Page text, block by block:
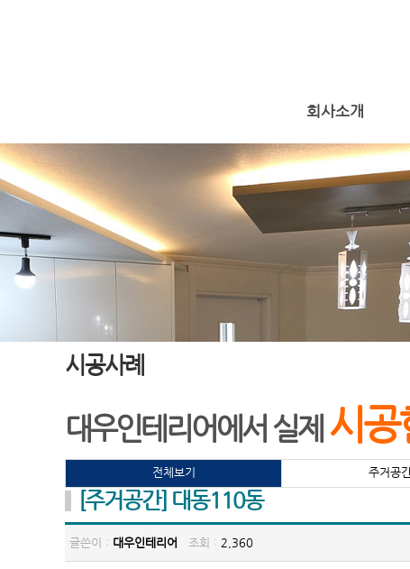
회사소개
시공사례
대우인테리어에서 실제 시공
전체보기 주거공
[주거공간] 대동110동
글쓴이 : 대우인테리어 조회 : 2,360